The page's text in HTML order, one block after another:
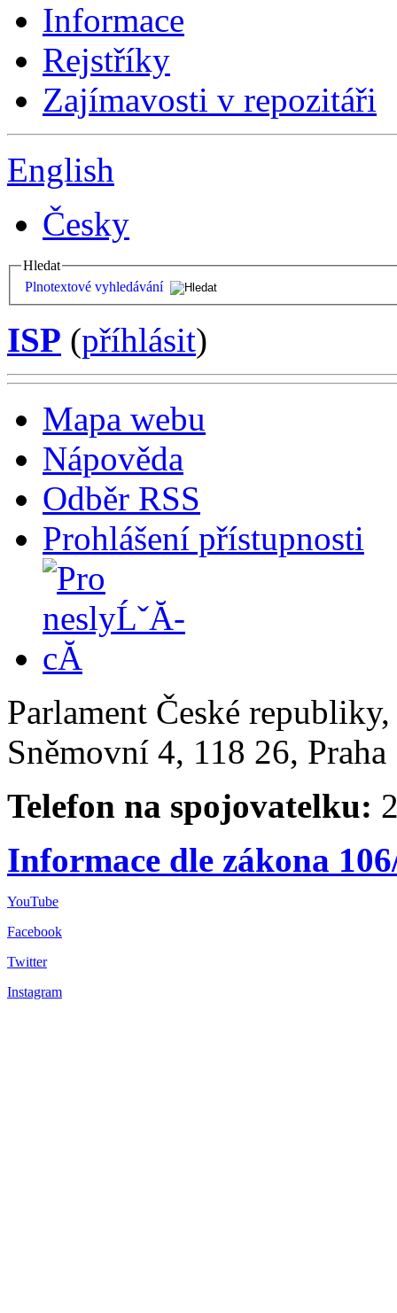
Informace
Rejstříky
Zajímavosti v repozitáři
English
Česky
Hledat
Plnotextové vyhledávání
ISP (příhlásit)
Mapa webu
Nápověda
Odběr RSS
Prohlášení přístupnosti
Parlament České
Sněmovní 4, 118 26,
Telefon na spojovatelku:
Informace dle zákona
YouTube
Facebook
Twitter
Instagram